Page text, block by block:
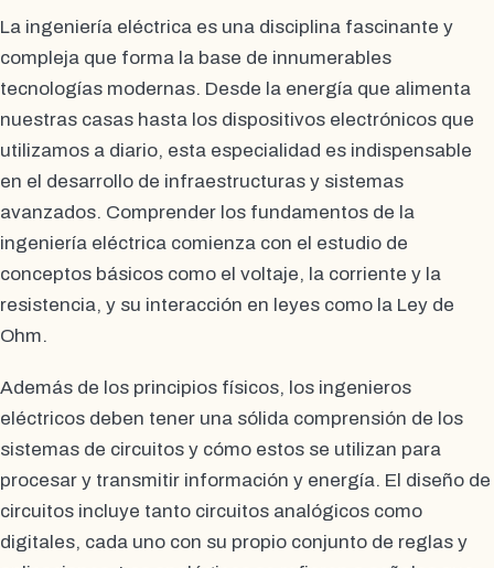
La ingeniería eléctrica es una disciplina fascinante y
compleja que forma la base de innumerables
tecnologías modernas. Desde la energía que alimenta
nuestras casas hasta los dispositivos electrónicos que
utilizamos a diario, esta especialidad es indispensable
en el desarrollo de infraestructuras y sistemas
avanzados. Comprender los fundamentos de la
ingeniería eléctrica comienza con el estudio de
conceptos básicos como el voltaje, la corriente y la
resistencia, y su interacción en leyes como la Ley de
Ohm.
Además de los principios físicos, los ingenieros
eléctricos deben tener una sólida comprensión de los
sistemas de circuitos y cómo estos se utilizan para
procesar y transmitir información y energía. El diseño de
circuitos incluye tanto circuitos analógicos como
digitales, cada uno con su propio conjunto de reglas y